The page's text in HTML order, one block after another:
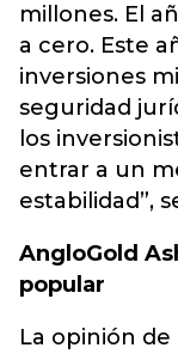
millones. El
a cero. Este
inversiones
seguridad
los
entrar a un
estabilidad”,
AngloGold
popular
La opinión